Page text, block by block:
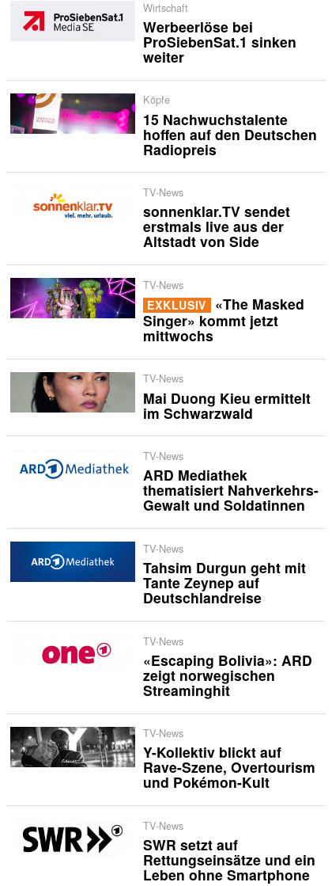
Wirtschaft
Werbeerlöse bei
ProSiebenSat.1 sinken
weiter
Köpfe
15 Nachwuchstalente
hoffen auf den Deutschen
Radiopreis
TV-News
sonnenklar.TV sendet
erstmals live aus der
Altstadt von Side
TV-News
EXKLUSIV «The Masked
Singer» kommt jetzt
mittwochs
TV-News
Mai Duong Kieu ermittelt
im Schwarzwald
TV-News
ARD Mediathek
thematisiert Nahverkehrs-
Gewalt und Soldatinnen
TV-News
Tahsim Durgun geht mit
Tante Zeynep auf
Deutschlandreise
TV-News
«Escaping Bolivia»: ARD
zeigt norwegischen
Streaminghit
TV-News
Y-Kollektiv blickt auf
Rave-Szene, Overtourism
und Pokémon-Kult
TV-News
SWR setzt auf
Rettungseinsätze und ein
Leben ohne Smartphone